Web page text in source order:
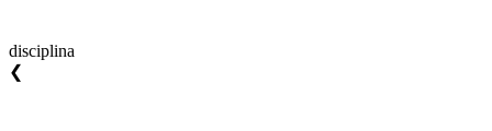
disciplina
❮